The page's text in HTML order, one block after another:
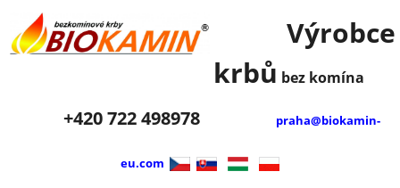
Výrobce
krbů bez komína
+420722 498978 praha@biokamin-
eu.com